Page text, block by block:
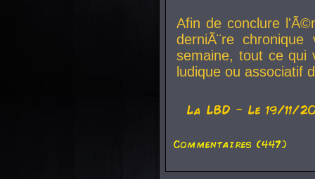
Afin de conclure
derniÃ¨re
semaine, tout ce qui
ludique ou associatif
La LBD - Le 19/11/
Commentaires (447)